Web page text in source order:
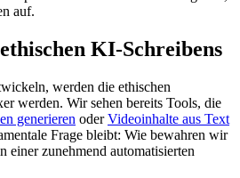
auf.
KI-Schreibens
werden die ethischen
werden. Wir sehen bereits Tools, die
generieren oderVideoinhalte aus Text
Frage bleibt: Wie bewahren wir
einer zunehmend automatisierten